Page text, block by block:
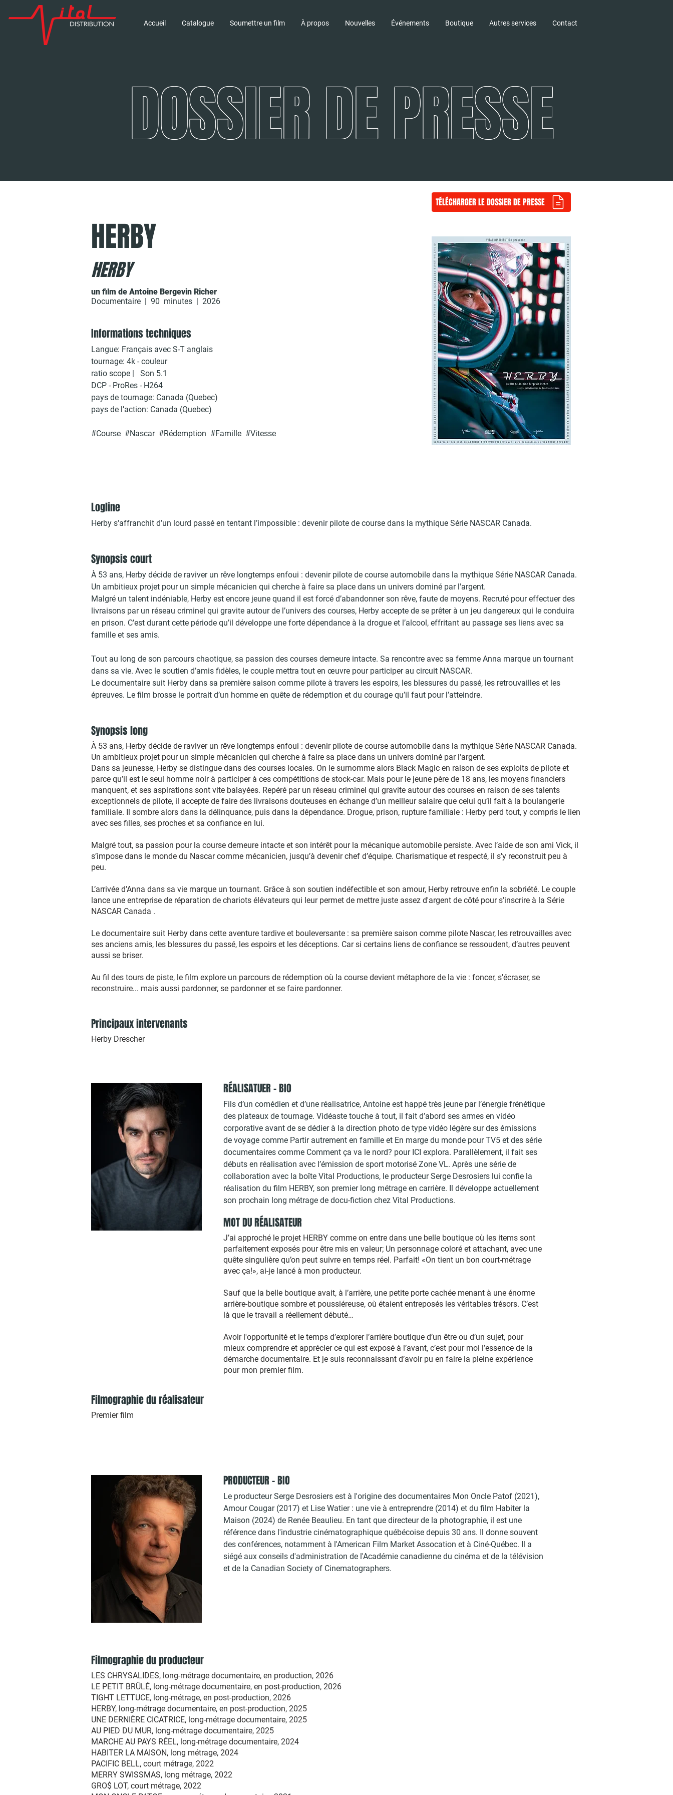
Accueil Catalogue Soumettre un film À propos Nouvelles Événements Boutique Autres services Contact
DOSSIER DE PRESSE
TÉLÉCHARGER LE DOSSIER DE PRESSE
HERBY
HERBY
un film de Antoine Bergevin Richer
Documentaire | 90 minutes | 2026
Informations techniques
Langue: Français avec S-T anglais
tournage: 4k - couleur
ratio scope | Son 5.1
DCP - ProRes - H264​
pays de tournage: Canada (Quebec)​
pays de l’action: Canada (Quebec)
#Course #Nascar #Rédemption #Famille #Vitesse
Logline
Herby s'affranchit d’un lourd passé en tentant l’impossible : devenir pilote de course dans la mythique Série NASCAR Canada.
Synopsis court
À 53 ans, Herby décide de raviver un rêve longtemps enfoui : devenir pilote de course automobile dans la mythique Série NASCAR Canada.
Un ambitieux projet pour un simple mécanicien qui cherche à faire sa place dans un univers dominé par l'argent.
Malgré un talent indéniable, Herby est encore jeune quand il est forcé d’abandonner son rêve, faute de moyens. Recruté pour effectuer des
livraisons par un réseau criminel qui gravite autour de l’univers des courses, Herby accepte de se prêter à un jeu dangereux qui le conduira
en prison. C’est durant cette période qu’il développe une forte dépendance à la drogue et l’alcool, effritant au passage ses liens avec sa
famille et ses amis.
Tout au long de son parcours chaotique, sa passion des courses demeure intacte. Sa rencontre avec sa femme Anna marque un tournant
dans sa vie. Avec le soutien d’amis fidèles, le couple mettra tout en œuvre pour participer au circuit NASCAR.
Le documentaire suit Herby dans sa première saison comme pilote à travers les espoirs, les blessures du passé, les retrouvailles et les
épreuves. Le film brosse le portrait d’un homme en quête de rédemption et du courage qu’il faut pour l’atteindre.
Synopsis long
À 53 ans, Herby décide de raviver un rêve longtemps enfoui : devenir pilote de course automobile dans la mythique Série NASCAR Canada.
Un ambitieux projet pour un simple mécanicien qui cherche à faire sa place dans un univers dominé par l'argent.
Dans sa jeunesse, Herby se distingue dans des courses locales. On le surnomme alors Black Magic en raison de ses exploits de pilote et
parce qu’il est le seul homme noir à participer à ces compétitions de stock-car. Mais pour le jeune père de 18 ans, les moyens financiers
manquent, et ses aspirations sont vite balayées. Repéré par un réseau criminel qui gravite autour des courses en raison de ses talents
exceptionnels de pilote, il accepte de faire des livraisons douteuses en échange d’un meilleur salaire que celui qu’il fait à la boulangerie
familiale. Il sombre alors dans la délinquance, puis dans la dépendance. Drogue, prison, rupture familiale : Herby perd tout, y compris le lien
avec ses filles, ses proches et sa confiance en lui.
Malgré tout, sa passion pour la course demeure intacte et son intérêt pour la mécanique automobile persiste. Avec l’aide de son ami Vick, il
s’impose dans le monde du Nascar comme mécanicien, jusqu’à devenir chef d’équipe. Charismatique et respecté, il s'y reconstruit peu à
peu.
L’arrivée d’Anna dans sa vie marque un tournant. Grâce à son soutien indéfectible et son amour, Herby retrouve enfin la sobriété. Le couple
lance une entreprise de réparation de chariots élévateurs qui leur permet de mettre juste assez d'argent de côté pour s’inscrire à la Série
NASCAR Canada .
Le documentaire suit Herby dans cette aventure tardive et bouleversante : sa première saison comme pilote Nascar, les retrouvailles avec
ses anciens amis, les blessures du passé, les espoirs et les déceptions. Car si certains liens de confiance se ressoudent, d’autres peuvent
aussi se briser.
Au fil des tours de piste, le film explore un parcours de rédemption où la course devient métaphore de la vie : foncer, s'écraser, se
reconstruire... mais aussi pardonner, se pardonner et se faire pardonner.
Principaux intervenants
Herby Drescher
RÉALISATUER - BIO
Fils d’un comédien et d’une réalisatrice, Antoine est happé très jeune par l’énergie frénétique
des plateaux de tournage. Vidéaste touche à tout, il fait d’abord ses armes en vidéo
corporative avant de se dédier à la direction photo de type vidéo légère sur des émissions
de voyage comme Partir autrement en famille et En marge du monde pour TV5 et des série
documentaires comme Comment ça va le nord? pour ICI explora. Parallèlement, il fait ses
débuts en réalisation avec l’émission de sport motorisé Zone VL. Après une série de
collaboration avec la boîte Vital Productions, le producteur Serge Desrosiers lui confie la
réalisation du film HERBY, son premier long métrage en carrière. Il développe actuellement
son prochain long métrage de docu-fiction chez Vital Productions.
MOT DU RÉALISATEUR
J’ai approché le projet HERBY comme on entre dans une belle boutique où les items sont
parfaitement exposés pour être mis en valeur; Un personnage coloré et attachant, avec une
quête singulière qu’on peut suivre en temps réel. Parfait! «On tient un bon court-métrage
avec ça!», ai-je lancé à mon producteur.
Sauf que la belle boutique avait, à l’arrière, une petite porte cachée menant à une énorme
arrière-boutique sombre et poussiéreuse, où étaient entreposés les véritables trésors. C’est
là que le travail a réellement débuté…
Avoir l'opportunité et le temps d’explorer l’arrière boutique d’un être ou d’un sujet, pour
mieux comprendre et apprécier ce qui est exposé à l’avant, c’est pour moi l’essence de la
démarche documentaire. Et je suis reconnaissant d’avoir pu en faire la pleine expérience
pour mon premier film.
Filmographie du réalisateur
Premier film
PRODUCTEUR - BIO
Le producteur Serge Desrosiers est à l'origine des documentaires Mon Oncle Patof (2021),
Amour Cougar (2017) et Lise Watier : une vie à entreprendre (2014) et du film Habiter la
Maison (2024) de Renée Beaulieu. En tant que directeur de la photographie, il est une
référence dans l'industrie cinématographique québécoise depuis 30 ans. Il donne souvent
des conférences, notamment à l'American Film Market Assocation et à Ciné-Québec. Il a
siégé aux conseils d'administration de l'Académie canadienne du cinéma et de la télévision
et de la Canadian Society of Cinematographers.
Filmographie du producteur
LES CHRYSALIDES, long-métrage documentaire, en production, 2026
LE PETIT BRÛLÉ, long-métrage documentaire, en post-production, 2026
TIGHT LETTUCE, long-métrage, en post-production, 2026
HERBY, long-métrage documentaire, en post-production, 2025
UNE DERNIÈRE CICATRICE, long-métrage documentaire, 2025
AU PIED DU MUR, long-métrage documentaire, 2025
MARCHE AU PAYS RÉEL, long-métrage documentaire, 2024
HABITER LA MAISON, long métrage, 2024
PACIFIC BELL, court métrage, 2022
MERRY SWISSMAS, long métrage, 2022
GRO$ LOT, court métrage, 2022